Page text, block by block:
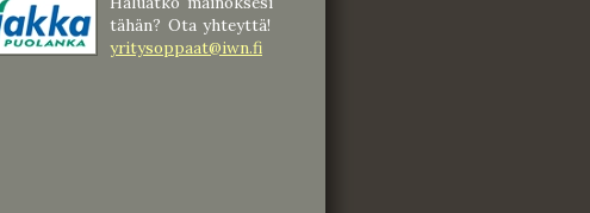
tähän? Ota yhteyttä!
yritysoppaat@iwn.fi